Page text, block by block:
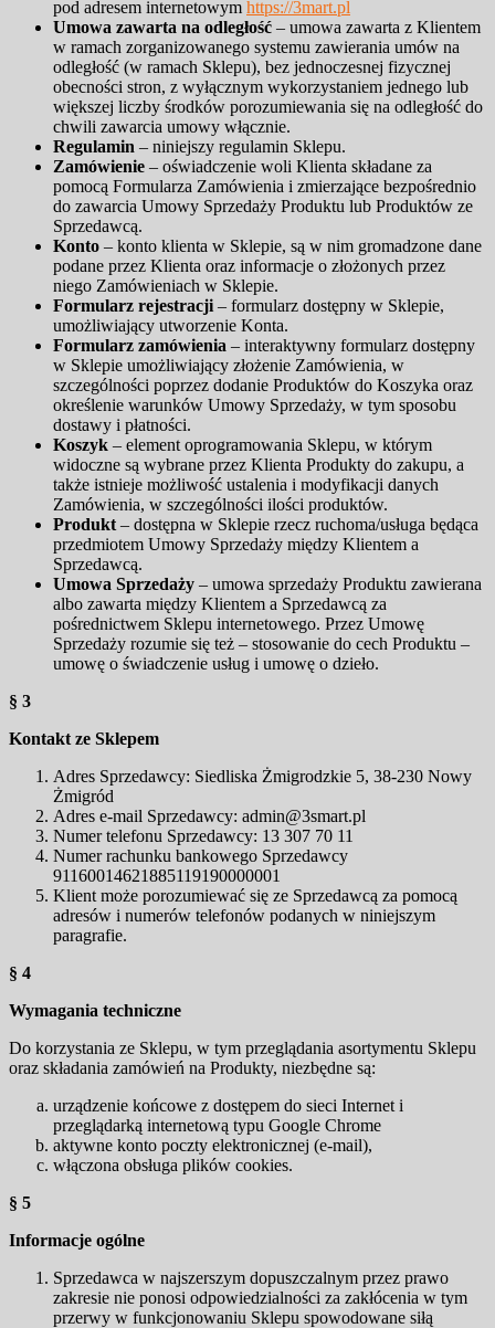
pod adresem internetowym https://3mart.pl
Umowa zawarta na odległość – umowa zawarta z Klientem
w ramach zorganizowanego systemu zawierania umów na
odległość (w ramach Sklepu), bez jednoczesnej fizycznej
obecności stron, z wyłącznym wykorzystaniem jednego lub
większej liczby środków porozumiewania się na odległość do
chwili zawarcia umowy włącznie.
Regulamin – niniejszy regulamin Sklepu.
Zamówienie – oświadczenie woli Klienta składane za
pomocą Formularza Zamówienia i zmierzające bezpośrednio
do zawarcia Umowy Sprzedaży Produktu lub Produktów ze
Sprzedawcą.
Konto – konto klienta w Sklepie, są w nim gromadzone dane
podane przez Klienta oraz informacje o złożonych przez
niego Zamówieniach w Sklepie.
Formularz rejestracji – formularz dostępny w Sklepie,
umożliwiający utworzenie Konta.
Formularz zamówienia – interaktywny formularz dostępny
w Sklepie umożliwiający złożenie Zamówienia, w
szczególności poprzez dodanie Produktów do Koszyka oraz
określenie warunków Umowy Sprzedaży, w tym sposobu
dostawy i płatności.
Koszyk – element oprogramowania Sklepu, w którym
widoczne są wybrane przez Klienta Produkty do zakupu, a
także istnieje możliwość ustalenia i modyfikacji danych
Zamówienia, w szczególności ilości produktów.
Produkt – dostępna w Sklepie rzecz ruchoma/usługa będąca
przedmiotem Umowy Sprzedaży między Klientem a
Sprzedawcą.
Umowa Sprzedaży – umowa sprzedaży Produktu zawierana
albo zawarta między Klientem a Sprzedawcą za
pośrednictwem Sklepu internetowego. Przez Umowę
Sprzedaży rozumie się też – stosowanie do cech Produktu –
umowę o świadczenie usług i umowę o dzieło.
§ 3
Kontakt ze Sklepem
Adres Sprzedawcy: Siedliska Żmigrodzkie 5, 38-230 Nowy
Żmigród
Adres e-mail Sprzedawcy: admin@3smart.pl
Numer telefonu Sprzedawcy: 13 307 70 11
Numer rachunku bankowego Sprzedawcy
91160014621885119190000001
Klient może porozumiewać się ze Sprzedawcą za pomocą
adresów i numerów telefonów podanych w niniejszym
paragrafie.
§ 4
Wymagania techniczne
Do korzystania ze Sklepu, w tym przeglądania asortymentu Sklepu
oraz składania zamówień na Produkty, niezbędne są:
urządzenie końcowe z dostępem do sieci Internet i
przeglądarką internetową typu Google Chrome
aktywne konto poczty elektronicznej (e-mail),
włączona obsługa plików cookies.
§ 5
Informacje ogólne
Sprzedawca w najszerszym dopuszczalnym przez prawo
zakresie nie ponosi odpowiedzialności za zakłócenia w tym
przerwy w funkcjonowaniu Sklepu spowodowane siłą